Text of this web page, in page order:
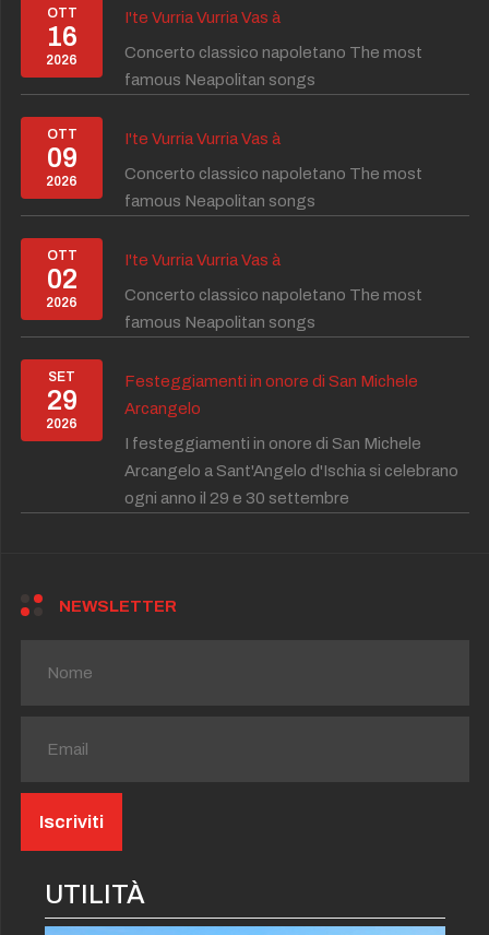
OTT
16
2026
I'te Vurria Vurria Vas à
Concerto classico napoletano The most
famous Neapolitan songs
OTT
09
2026
I'te Vurria Vurria Vas à
Concerto classico napoletano The most
famous Neapolitan songs
OTT
02
2026
I'te Vurria Vurria Vas à
Concerto classico napoletano The most
famous Neapolitan songs
SET
29
2026
Festeggiamenti in onore di San Michele
Arcangelo
I festeggiamenti in onore di San Michele
Arcangelo a Sant'Angelo d'Ischia si celebrano
ogni anno il 29 e 30 settembre
NEWSLETTER
UTILITÀ